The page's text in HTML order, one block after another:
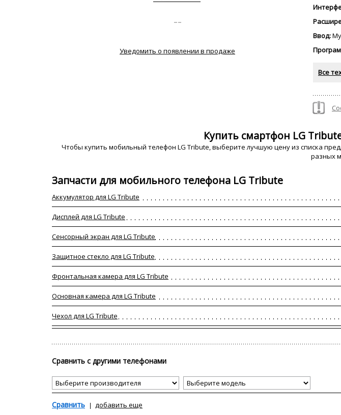
--
Уведомить о появлении в продаже
Ввод:
Все
Купить смартфон LG
Чтобы купить мобильный телефон LG Tribute, выберите лучшую цену из списка
разных
Запчасти для мобильного телефона LG Tribute
Аккумулятор для LG Tribute
Дисплей для LG Tribute
Сенсорный экран для LG Tribute
Защитное стекло для LG Tribute
Фронтальная камера для LG Tribute
Основная камера для LG Tribute
Чехол для LG Tribute
Сравнить с другими телефонами
Сравнить добавить еще